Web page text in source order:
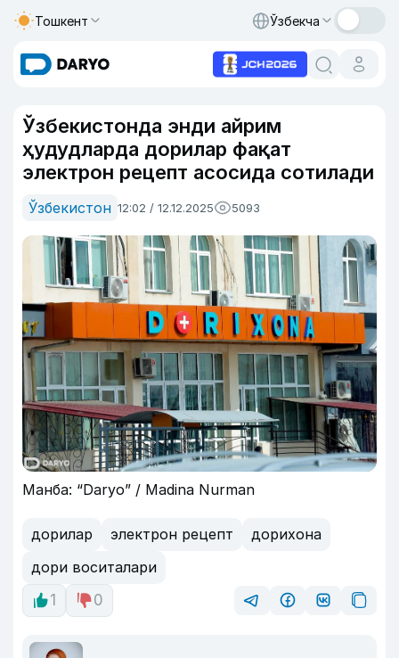
Тошкент Ўзбекча
Ўзбекистонда энди айрим
ҳудудларда дорилар фақат
электрон рецепт асосида сотилади
Ўзбекистон 12:02 / 12.12.2025 5093
Манба: “Daryo” / Madina Nurman
дорилар электрон рецепт
дорихона
дори воситалари
1
0